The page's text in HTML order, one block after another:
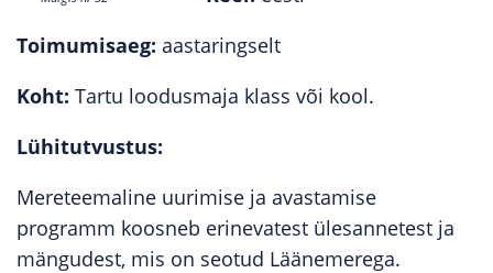
Toimumisaeg: aastaringselt
Koht: Tartu loodusmaja klass või kool.
Lühitutvustus:
Mereteemaline uurimise ja avastamise
programm koosneb erinevatest ülesannetest ja
mängudest, mis on seotud Läänemerega.